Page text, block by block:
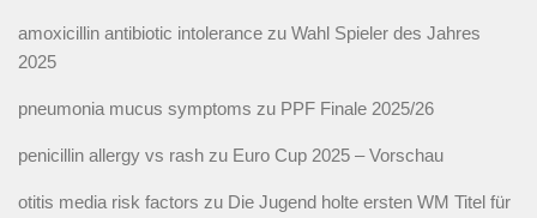
amoxicillin antibiotic intolerance zu Wahl Spieler des Jahres
2025
pneumonia mucus symptoms zu PPF Finale 2025/26
penicillin allergy vs rash zu Euro Cup 2025 – Vorschau
otitis media risk factors zu Die Jugend holte ersten WM Titel für